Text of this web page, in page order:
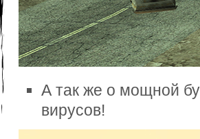
А так же о мощной
вирусов!